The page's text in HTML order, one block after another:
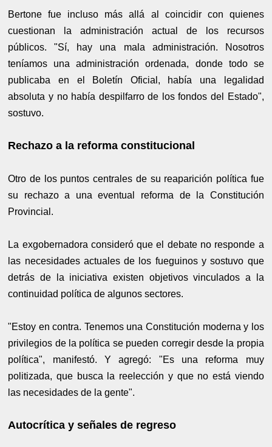
Bertone fue incluso más allá al coincidir con quienes
cuestionan la administración actual de los recursos
públicos. "Sí, hay una mala administración. Nosotros
teníamos una administración ordenada, donde todo se
publicaba en el Boletín Oficial, había una legalidad
absoluta y no había despilfarro de los fondos del Estado",
sostuvo.
Rechazo a la reforma constitucional
Otro de los puntos centrales de su reaparición política fue
su rechazo a una eventual reforma de la Constitución
Provincial.
La exgobernadora consideró que el debate no responde a
las necesidades actuales de los fueguinos y sostuvo que
detrás de la iniciativa existen objetivos vinculados a la
continuidad política de algunos sectores.
"Estoy en contra. Tenemos una Constitución moderna y los
privilegios de la política se pueden corregir desde la propia
política", manifestó. Y agregó: "Es una reforma muy
politizada, que busca la reelección y que no está viendo
las necesidades de la gente".
Autocrítica y señales de regreso